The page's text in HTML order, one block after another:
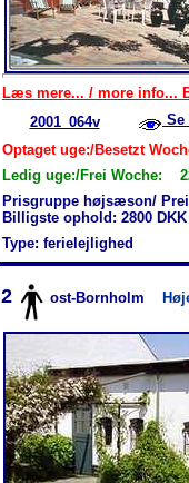
Læs mere... / more info...
2001_064v
Se
Optaget uge:/Besetzt
Ledig uge:/Frei Woche:
Prisgruppe højsæson/
Billigste ophold: 2800 DKK
Type: ferielejlighed
2 ost-Bornholm